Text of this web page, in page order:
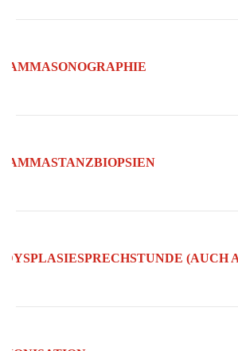
DYSPLASIESPRECHSTUNDE (AUCH